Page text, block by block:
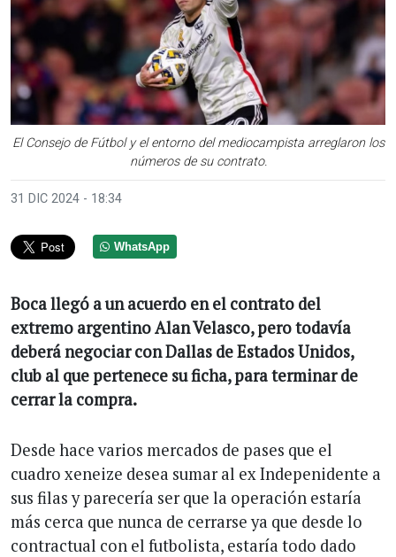
El Consejo de Fútbol y el entorno del mediocampista arreglaron los
números de su contrato.
31 DIC 2024 - 18:34
WhatsApp
Boca llegó a un acuerdo en el contrato del
extremo argentino Alan Velasco, pero todavía
deberá negociar con Dallas de Estados Unidos,
club al que pertenece su ficha, para terminar de
cerrar la compra.
Desde hace varios mercados de pases que el
cuadro xeneize desea sumar al ex Indepenidente a
sus filas y parecería ser que la operación estaría
más cerca que nunca de cerrarse ya que desde lo
contractual con el futbolista, estaría todo dado